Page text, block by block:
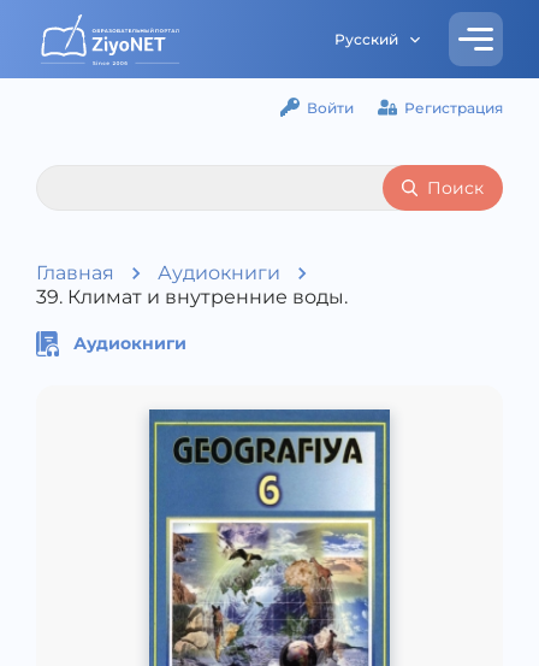
Русский
Войти Регистрация
Поиск
Главная
Аудиокниги
39. Климат и внутренние воды.
Аудиокниги